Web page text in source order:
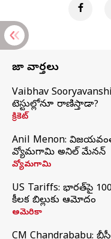
తాజా వార్తలు
Vaibhav
టెస్టుల్లోనూ రాణిస్తాడా?
క్రికెట్
Anil Menon:
వ్యోమగామి అనిల్‌ మేనన్
వ్యోమగామి
US Tariffs: భారత్‌పై
కీలక బిల్లుకు ఆమోదం
అమెరికా